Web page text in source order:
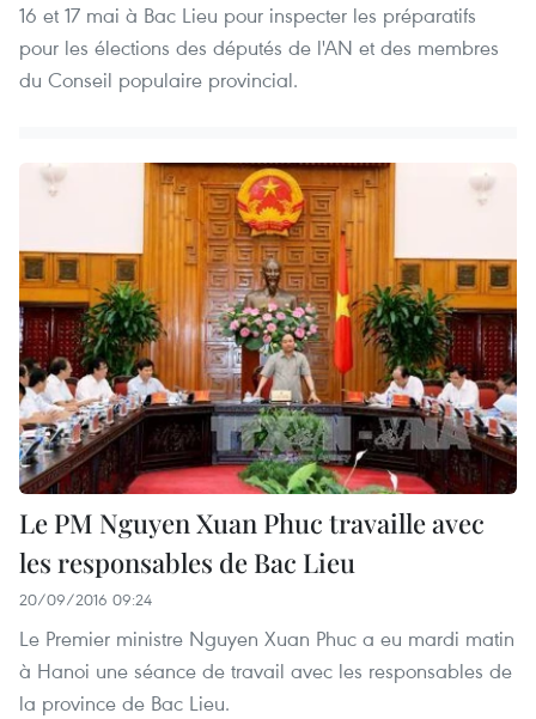
16 et 17 mai à Bac Lieu pour inspecter les préparatifs
pour les élections des députés de l'AN et des membres
du Conseil populaire provincial.
Le PM Nguyen Xuan Phuc travaille avec
les responsables de Bac Lieu
20/09/2016 09:24
Le Premier ministre Nguyen Xuan Phuc a eu mardi matin
à Hanoi une séance de travail avec les responsables de
la province de Bac Lieu.